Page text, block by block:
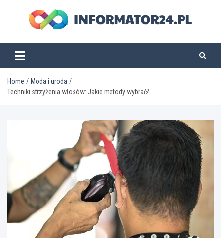
informator24.pl
Home
Moda i uroda
Techniki strzyżenia włosów: Jakie metody wybrać?